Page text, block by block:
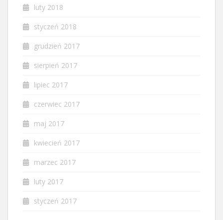
luty 2018
styczeń 2018
grudzień 2017
sierpień 2017
lipiec 2017
czerwiec 2017
maj 2017
kwiecień 2017
marzec 2017
luty 2017
styczeń 2017